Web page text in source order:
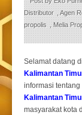
Distributor ,Agen
propolis ,Melia
Selamat datang
Kalimantan
informasi
Kalimantan
masyarakat kota